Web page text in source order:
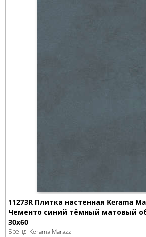
11273R Плитка настенная Kerama
Чементо синий тёмный матовый
30x60
Бренд: Kerama Marazzi